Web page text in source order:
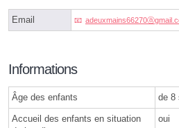
Email
Informations
Âge des enfants de 8
Accueil des enfants en situation
oui